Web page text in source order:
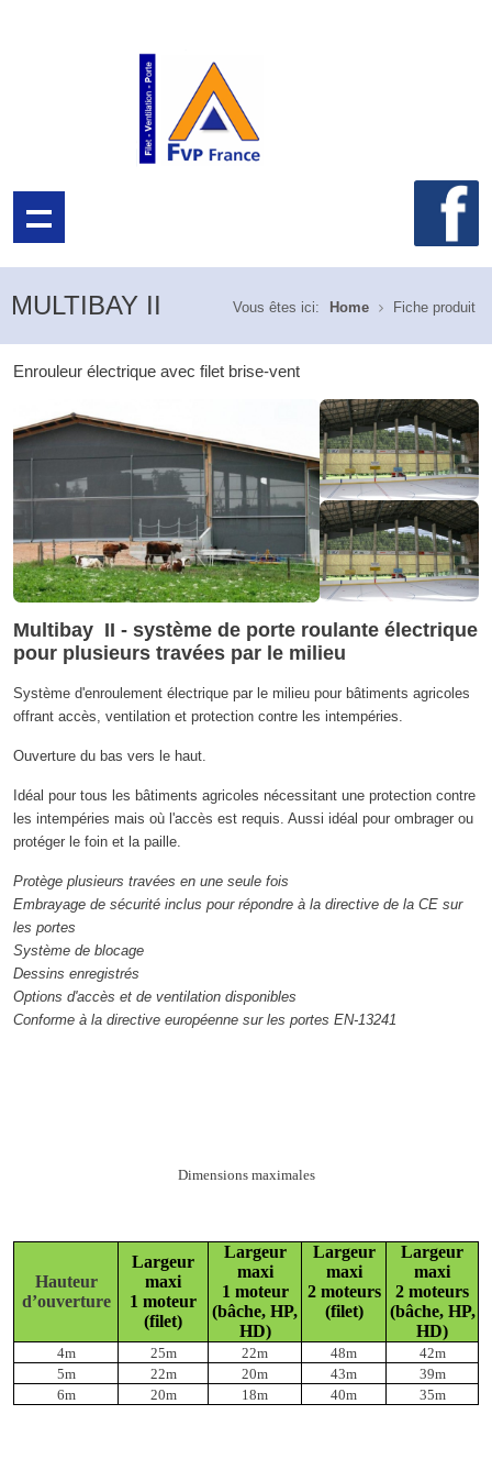
MULTIBAY II Vous êtes ici: Home Fiche produit
Enrouleur électrique avec filet brise-vent
Multibay II - système de porte roulante électrique
pour plusieurs travées par le milieu
Système d'enroulement électrique par le milieu pour bâtiments agricoles
offrant accès, ventilation et protection contre les intempéries.
Ouverture du bas vers le haut.
Idéal pour tous les bâtiments agricoles nécessitant une protection contre
les intempéries mais où l'accès est requis. Aussi idéal pour ombrager ou
protéger le foin et la paille.
Protège plusieurs travées en une seule fois
Embrayage de sécurité inclus pour répondre à la directive de la CE sur
les portes
Système de blocage
Dessins enregistrés
Options d'accès et de ventilation disponibles
Conforme à la directive européenne sur les portes EN-13241
Dimensions maximales
Hauteur
d’ouverture
Largeur
maxi
1 moteur
(filet)
Largeur
maxi
1 moteur
(bâche, HP,
HD)
Largeur
maxi
2 moteurs
(filet)
Largeur
maxi
2 moteurs
(bâche, HP,
HD)
4m 25m 22m 48m
42m
5m
22m 20m 43m
39m
6m
20m 18m 40m 35m